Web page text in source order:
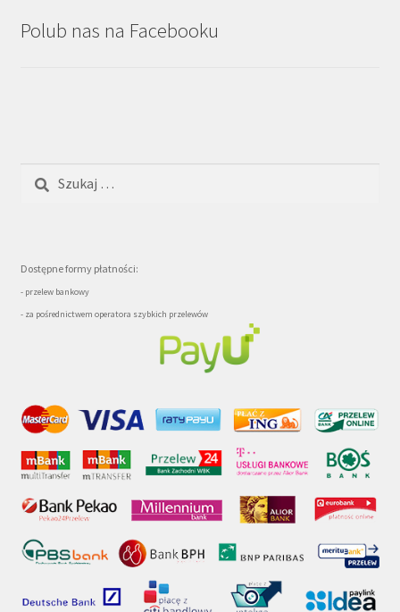
Polub nas na Facebooku
Dostępne formy płatności:
- przelew bankowy
- za pośrednictwem operatora szybkich przelewów